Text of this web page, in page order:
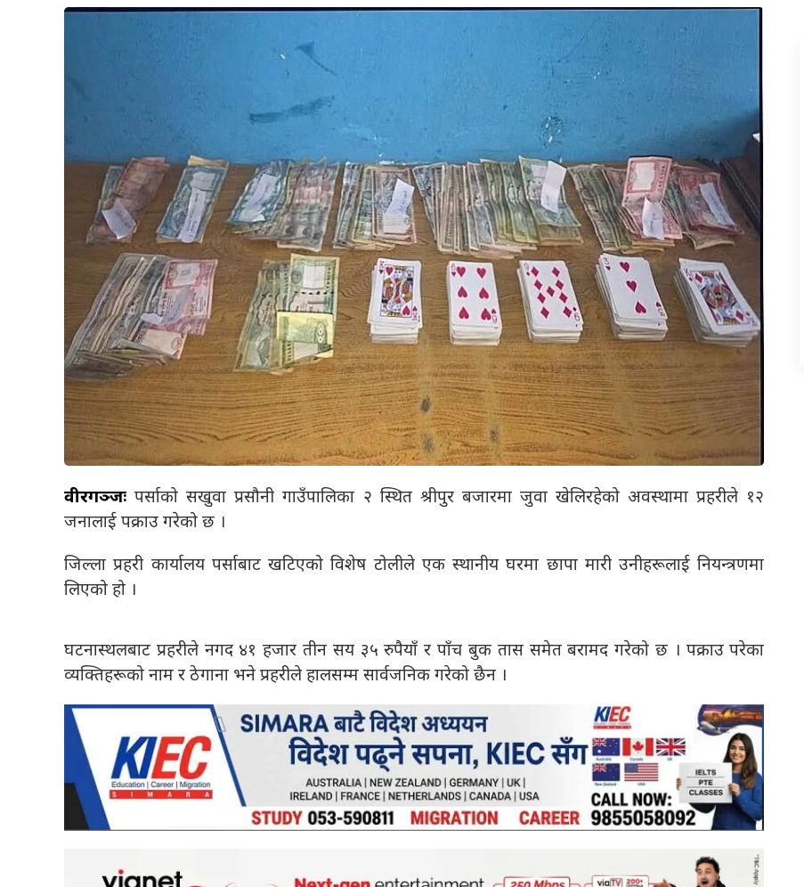
वीरगञ्जःपर्साको सखुवा प्रसौनी गाउँपालिका २ स्थित श्रीपुर बजारमा जुवा खेलिरहेको अवस्थामा प्रहरीले १२
जनालाई पक्राउ गरेको छ ।
जिल्ला प्रहरी कार्यालय पर्साबाट खटिएको विशेष टोलीले एक स्थानीय घरमा छापा मारी उनीहरूलाई नियन्त्रणमा
लिएको हो ।
घटनास्थलबाट प्रहरीले नगद ४१ हजार तीन सय ३५ रुपैयाँ र पाँच बुक तास समेत बरामद गरेको छ । पक्राउ परेका
व्यक्तिहरूको नाम र ठेगाना भने प्रहरीले हालसम्म सार्वजनिक गरेको छैन ।